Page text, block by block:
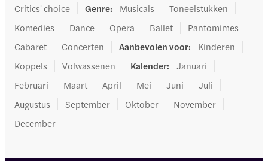
Critics' choice
Genre: Musicals
Toneelstukken
Komedies
Dance Opera Ballet
Pantomimes
Cabaret
Concerten Aanbevolen voor:
Kinderen
Koppels
Volwassenen Kalender:
Januari
Februari
Maart April Mei Juni
Juli
Augustus
September Oktober
November
December